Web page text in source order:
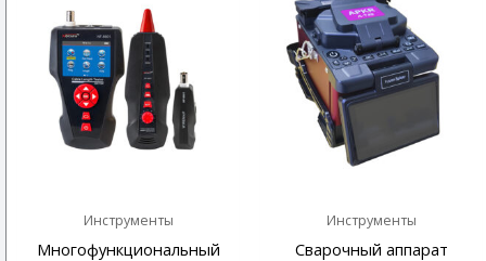
Инструменты
Многофункциональный
Инструменты
Сварочный аппарат